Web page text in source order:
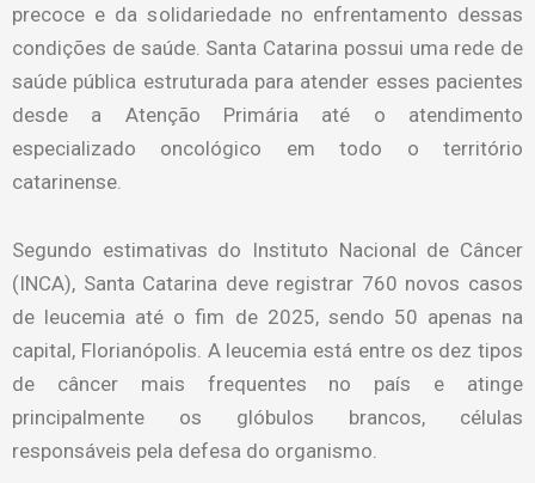
precoce e da solidariedade no enfrentamento dessas
condições de saúde. Santa Catarina possui uma rede de
saúde pública estruturada para atender esses pacientes
desde a Atenção Primária até o atendimento
especializado oncológico em todo o território
catarinense.
Segundo estimativas do Instituto Nacional de Câncer
(INCA), Santa Catarina deve registrar 760 novos casos
de leucemia até o fim de 2025, sendo 50 apenas na
capital, Florianópolis. A leucemia está entre os dez tipos
de câncer mais frequentes no país e atinge
principalmente os glóbulos brancos, células
responsáveis pela defesa do organismo.